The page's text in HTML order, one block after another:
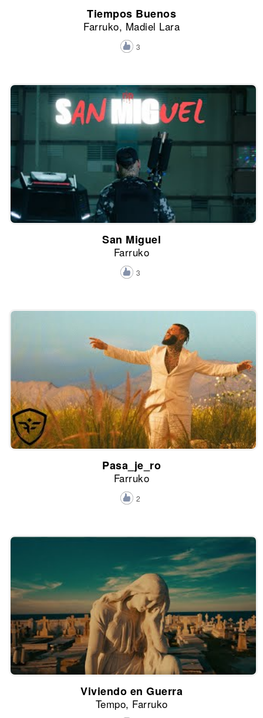
Tiempos Buenos
Farruko, Madiel Lara
3
San Miguel
Farruko
3
Pasa_je_ro
Farruko
2
Viviendo en Guerra
Tempo, Farruko